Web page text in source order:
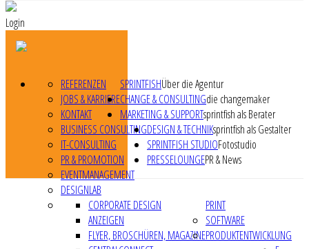
Login
SPRINTFISHÜber die Agentur
REFERENZEN
JOBS & KARRIERE
KONTAKT
CHANGE & CONSULTINGdie changemaker
MARKETING & SUPPORTsprintfish als Berater
BUSINESS CONSULTING
IT-CONSULTING
PR & PROMOTION
EVENTMANAGEMENT
DESIGNLAB
DESIGN & TECHNIKsprintfish als Gestalter
PRINT
CORPORATE DESIGN
ANZEIGEN
FLYER, BROSCHÜREN, MAGAZINE
SOFTWARE
PRODUKTENTWICKLUNG
SPRINTFISH STUDIOFotostudio
PRESSELOUNGEPR & News